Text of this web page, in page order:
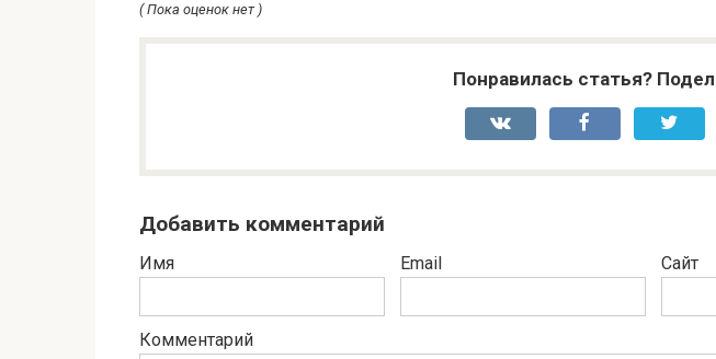
( Пока оценок нет )
Понравилась статья?
Добавить комментарий
Имя Email Сайт
Комментарий